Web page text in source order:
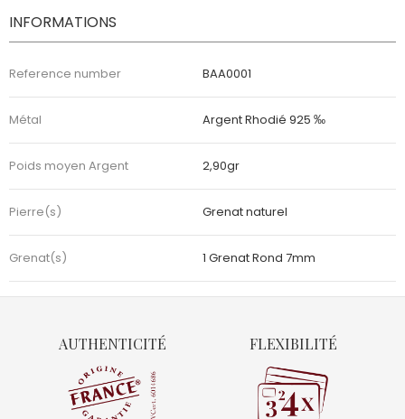
INFORMATIONS
Reference number BAA0001
Métal Argent Rhodié 925 ‰
Poids moyen Argent 2,90gr
Pierre(s) Grenat naturel
Grenat(s) 1 Grenat Rond 7mm
AUTHENTICITÉ FLEXIBILITÉ